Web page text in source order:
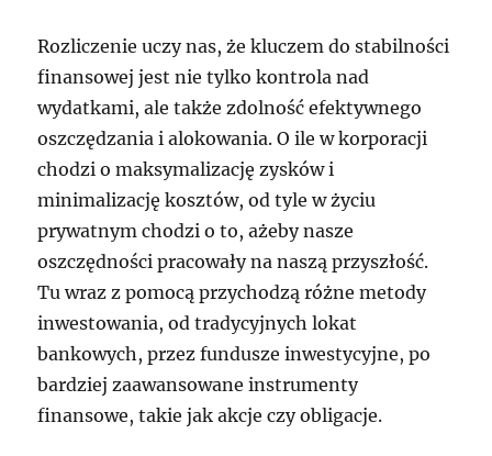
Rozliczenie uczy nas, że kluczem do stabilności
finansowej jest nie tylko kontrola nad
wydatkami, ale także zdolność efektywnego
oszczędzania i alokowania. O ile w korporacji
chodzi o maksymalizację zysków i
minimalizację kosztów, od tyle w życiu
prywatnym chodzi o to, ażeby nasze
oszczędności pracowały na naszą przyszłość.
Tu wraz z pomocą przychodzą różne metody
inwestowania, od tradycyjnych lokat
bankowych, przez fundusze inwestycyjne, po
bardziej zaawansowane instrumenty
finansowe, takie jak akcje czy obligacje.